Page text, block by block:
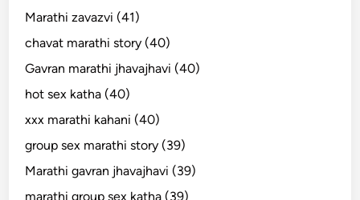
Marathi zavazvi (41)
chavat marathi story (40)
Gavran marathi jhavajhavi (40)
hot sex katha (40)
xxx marathi kahani (40)
group sex marathi story (39)
Marathi gavran jhavajhavi (39)
marathi group sex katha (39)